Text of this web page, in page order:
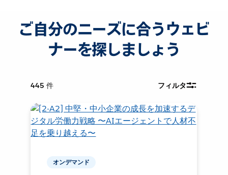
ご自分のニーズに合うウェビ
ナーを探しましょう
445 件 フィルタ
オンデマンド